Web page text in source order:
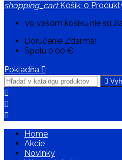
shopping_cart Košík: 0
Vo vašom košíku nie sú
Doručenie Zdarma!
Spolu 0,00 €
Pokladňa 




Home
Akcie
Novinky